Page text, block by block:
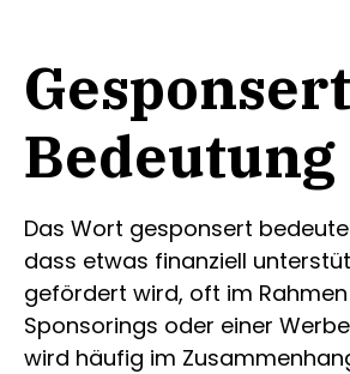
Bedeutung
Das Wort gesponsert
dass etwas finanziell
gefördert wird, oft im
Sponsorings oder einer
wird häufig im